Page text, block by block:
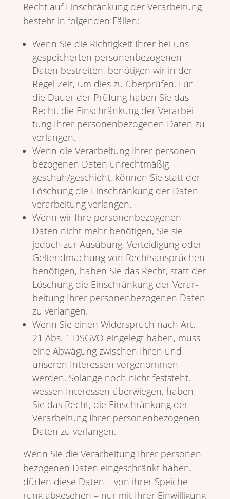
Recht auf Einschrän­kung der Verar­bei­tung
besteht in folgenden Fällen:
Wenn Sie die Rich­tig­keit Ihrer bei uns
gespei­cherten perso­nen­be­zo­genen
Daten bestreiten, benö­tigen wir in der
Regel Zeit, um dies zu über­prüfen. Für
die Dauer der Prüfung haben Sie das
Recht, die Einschrän­kung der Verar­bei­
tung Ihrer perso­nen­be­zo­genen Daten zu
verlangen.
Wenn die Verar­bei­tung Ihrer perso­nen­
be­zo­genen Daten unrecht­mäßig
geschah/geschieht, können Sie statt der
Löschung die Einschrän­kung der Daten­
ver­ar­bei­tung verlangen.
Wenn wir Ihre perso­nen­be­zo­genen
Daten nicht mehr benö­tigen, Sie sie
jedoch zur Ausübung, Vertei­di­gung oder
Geltend­ma­chung von Rechts­an­sprü­chen
benö­tigen, haben Sie das Recht, statt der
Löschung die Einschrän­kung der Verar­
bei­tung Ihrer perso­nen­be­zo­genen Daten
zu verlangen.
Wenn Sie einen Wider­spruch nach Art.
21 Abs. 1 DSGVO einge­legt haben, muss
eine Abwä­gung zwischen Ihren und
unseren Inter­essen vorge­nommen
werden. Solange noch nicht fest­steht,
wessen Inter­essen über­wiegen, haben
Sie das Recht, die Einschrän­kung der
Verar­bei­tung Ihrer perso­nen­be­zo­genen
Daten zu verlangen.
Wenn Sie die Verar­bei­tung Ihrer perso­nen­
be­zo­genen Daten einge­schränkt haben,
dürfen diese Daten – von ihrer Spei­che­
rung abge­sehen – nur mit Ihrer Einwil­li­gung